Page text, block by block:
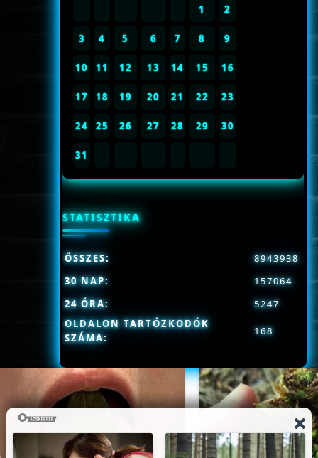
1 2
3 4 5 6 7 8 9
10 11 12 13 14 15 16
17 18 19 20 21 22 23
24 25 26 27 28 29 30
31
STATISZTIKA
OLDALON TARTÓZKODÓK
SZÁMA:
168
ÖSSZES:
8943938
30 NAP:
157064
24 ÓRA:
5247